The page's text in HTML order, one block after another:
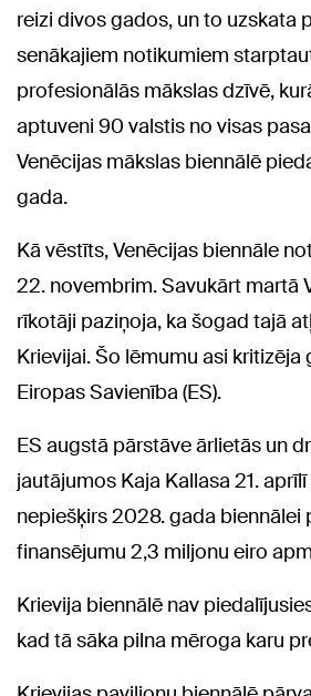
reizi divos gados, un to uzskata
senākajiem notikumiem
profesionālās mākslas dzīvē,
aptuveni 90 valstis no visas
Venēcijas mākslas biennālē
gada.
Kā vēstīts, Venēcijas biennāle
22. novembrim. Savukārt martā
rīkotāji paziņoja, ka šogad tajā
Krievijai. Šo lēmumu asi kritizēja
Eiropas Savienība (ES).
ES augstā pārstāve ārlietās un
jautājumos Kaja Kallasa 21.
nepiešķirs 2028. gada biennālei
finansējumu 2,3 miljonu eiro
Krievija biennālē nav
kad tā sāka pilna mēroga karu